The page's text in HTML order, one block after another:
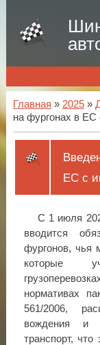
Главная » 2025 »
на фургонах в ЕС
ЕС с
С 1 июля
вводится
фургонов, чья
которые
нормативах
561/2006,
вождения и
транспорт,